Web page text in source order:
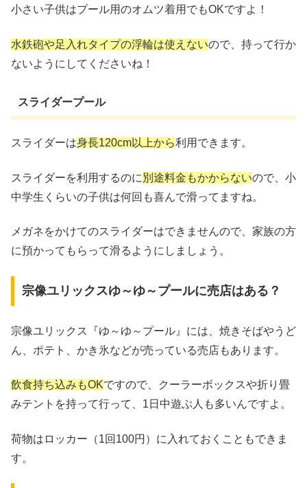
小さい子供はプール用のオムツ着用でもOKですよ！
水鉄砲や足入れタイプの浮輪は使えないので、持って行か
ないようにしてくださいね！
スライダープール
スライダーは身長120cm以上から利用できます。
スライダーを利用するのに 別途料金もかからないので、小
中学生くらいの子供は何回も喜んで滑ってますね。
メガネをかけてのスライダーはできませんので、家族の方
に預かってもらって滑るようにしましょう。
宗像ユリックスゆ～ゆ～プールに売店はある？
宗像ユリックス『ゆ～ゆ～プール』には、焼きそばやうど
ん、ポテト、かき氷などが売っている売店もあります。
飲食持ち込みもOKですので、クーラーボックスや折り畳
みテントを持って行って、1日中遊ぶ人も多いんですよ。
荷物はロッカー（1回100円）に入れておくこともできま
す。